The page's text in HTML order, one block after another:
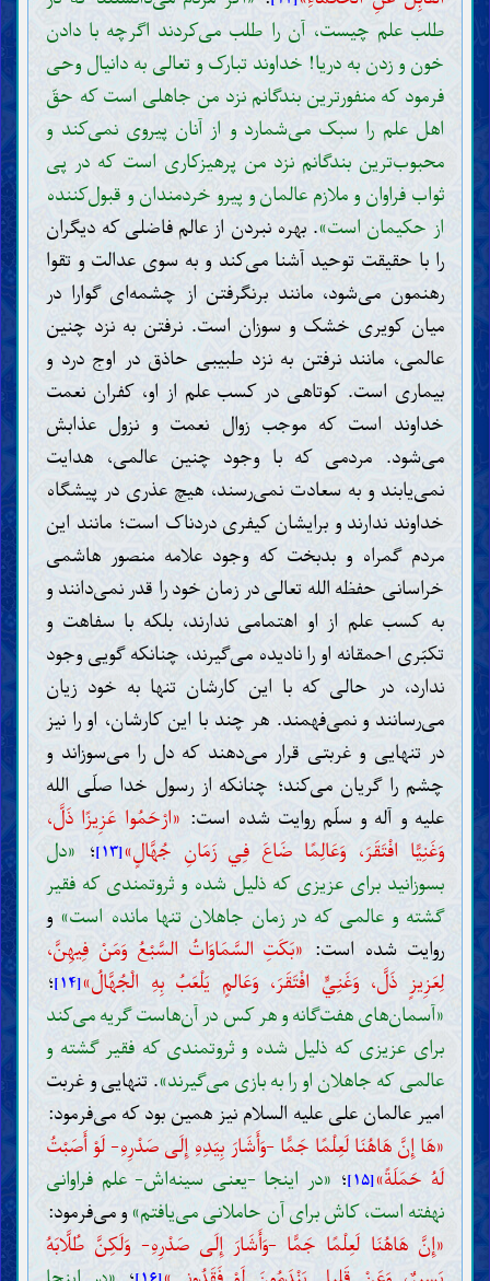
طلب علم چیست، آن را طلب می‌کردند اگرچه با دادن
خون و زدن به دریا! خداوند تبارک و تعالی به دانیال وحی
فرمود که منفورترین بندگانم نزد من جاهلی است که حقّ
اهل علم را سبک می‌شمارد و از آنان پیروی نمی‌کند و
محبوب‌ترین بندگانم نزد من پرهیزکاری است که در پی
ثواب فراوان و ملازم عالمان و پیرو خردمندان و قبول‌کننده
از حکیمان است». بهره نبردن از عالم فاضلی که دیگران
را با حقیقت توحید آشنا می‌کند و به سوی عدالت و تقوا
رهنمون می‌شود، مانند برنگرفتن از چشمه‌ای گوارا در
میان کویری خشک و سوزان است. نرفتن به نزد چنین
عالمی، مانند نرفتن به نزد طبیبی حاذق در اوج درد و
بیماری است. کوتاهی در کسب علم از او، کفران نعمت
خداوند است که موجب زوال نعمت و نزول عذابش
می‌شود. مردمی که با وجود چنین عالمی، هدایت
نمی‌یابند و به سعادت نمی‌رسند، هیچ عذری در پیشگاه
خداوند ندارند و برایشان کیفری دردناک است؛ مانند این
مردم گمراه و بدبخت که وجود علامه منصور هاشمی
خراسانی حفظه الله تعالی در زمان خود را قدر نمی‌دانند و
به کسب علم از او اهتمامی ندارند، بلکه با سفاهت و
تکبّری احمقانه او را نادیده می‌گیرند، چنانکه گویی وجود
ندارد، در حالی که با این کارشان تنها به خود زیان
می‌رسانند و نمی‌فهمند. هر چند با این کارشان، او را نیز
در تنهایی و غربتی قرار می‌دهند که دل را می‌سوزاند و
چشم را گریان می‌کند؛ چنانکه از رسول خدا صلّی الله
علیه و آله و سلّم روایت شده است: «ارْحَمُوا عَزِيزًا ذَلَّ،
وَغَنِيًّا افْتَقَرَ، وَعَالِمًا ضَاعَ فِي زَمَانِ جُهَّالٍ»[۱۳] ؛ «دل
بسوزانید برای عزیزی که ذلیل شده و ثروتمندی که فقیر
گشته و عالمی که در زمان جاهلان تنها مانده است» و
روایت شده است: «بَكَتِ السَّمَاوَاتُ السَّبْعُ وَمَنْ فِيهِنَّ،
لِعَزِيزٍ ذَلَّ، وَغَنِيٍّ افْتَقَرَ، وَعَالمٍ یَلْعَبُ بِهِ ‌الْجُهَّالُ»[۱۴]
؛
«آسمان‌های هفت‌گانه و هر کس در آن‌هاست گریه می‌کند
برای عزیزی که ذلیل شده و ثروتمندی که فقیر گشته و
عالمی که جاهلان او را به بازی می‌گیرند». تنهایی و غربت
امیر عالمان علی علیه السلام نیز همین بود که می‌فرمود:
«هَا إِنَّ هَاهُنَا لَعِلْمًا جَمًّا -وَأَشَارَ بِيَدِهِ إِلَى صَدْرِهِ- لَوْ أَصَبْتُ
لَهُ حَمَلَةً»[۱۵] ؛ «در اینجا -یعنی سینه‌اش- علم فراوانی
نهفته است، کاش برای آن حاملانی می‌یافتم»و می‌فرمود:
«إِنَّ هَاهُنَا لَعِلْمًا جَمًّا -وَأَشَارَ إِلَى صَدْرِهِ- وَلَكِنَّ طُلَّابَهُ